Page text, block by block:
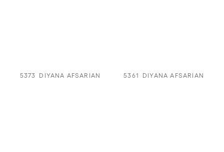
5373 DIYANA AFSARIAN 5361 DIYANA AFSARIAN